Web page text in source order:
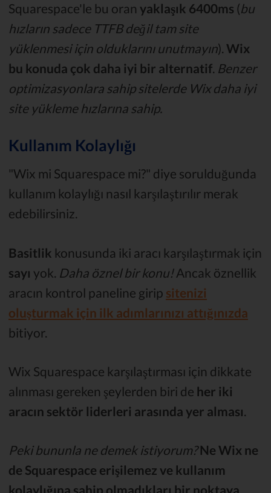
Squarespace'le bu oran yaklaşık 6400ms (bu
hızların sadece TTFB değil tam site
yüklenmesi için olduklarını unutmayın). Wix
bu konuda çok daha iyi bir alternatif. Benzer
optimizasyonlara sahip sitelerde Wix daha iyi
site yükleme hızlarına sahip.
Kullanım Kolaylığı
"Wix mi Squarespace mi?" diye sorulduğunda
kullanım kolaylığı nasıl karşılaştırılır merak
edebilirsiniz.
Basitlik konusunda iki aracı karşılaştırmak için
sayı yok. Daha öznel bir konu!Ancak öznellik
aracın kontrol paneline girip sitenizi
oluşturmak için ilk adımlarınızı attığınızda
bitiyor.
Wix Squarespace karşılaştırması için dikkate
alınması gereken şeylerden biri de her iki
aracın sektör liderleri arasında yer alması
Peki bununla ne demek istiyorum?Ne Wix ne
de Squarespace erişilemez ve kullanım
kolaylığına sahip olmadıkları bir noktaya